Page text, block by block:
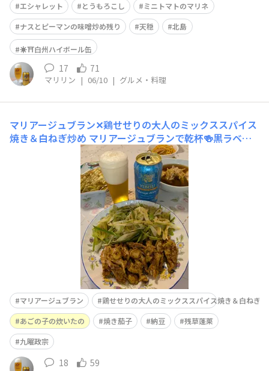
エシャレット
とうもろこし
ミニトマトのマリネ
ナスとピーマンの味噌炒め残り
天穏 北島
☀️⛩️白州ハイボール缶
17 71
マリリン | 06/10 | グルメ・料理
マリアージュブラン✕鶏せせりの大人のミックススパイス
焼き＆白ねぎ炒め マリアージュブランで乾杯🍻黒ラベル
に付いていた「大人のミックススパイス」レシピでは鶏モ
モ肉でしたが、鶏せせりで作ってみました~✨鶏せせりの
大人のミックススパイス焼き＆白ねぎ炒め、あごの子の炊
いたの、焼き茄子、そして納豆とともに美味しかったで
す ご馳走さまでした🙏
マリアージュブラン
鶏せせりの大人のミックススパイス焼き＆白ねぎ
あごの子の炊いたの
焼き茄子 納豆
残草蓬莱
九曜政宗
18 59